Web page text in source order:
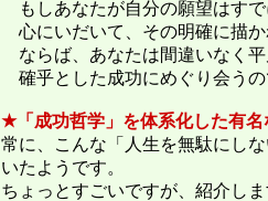
もしあなたが自分の願望はす
心にいだいて、その明確に描
ならば、あなたは間違いなく
確乎とした成功にめぐり会う
★「成功哲学」を体系化した有
常に、こんな「人生を無駄にし
いたようです。
ちょっとすごいですが、紹介し